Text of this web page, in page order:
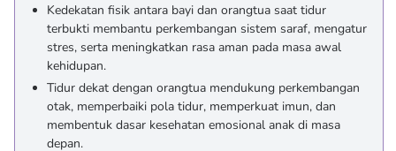
Kedekatan fisik antara bayi dan orangtua saat tidur
terbukti membantu perkembangan sistem saraf, mengatur
stres, serta meningkatkan rasa aman pada masa awal
kehidupan.
Tidur dekat dengan orangtua mendukung perkembangan
otak, memperbaiki pola tidur, memperkuat imun, dan
membentuk dasar kesehatan emosional anak di masa
depan.